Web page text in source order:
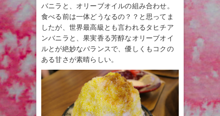
バニラと、オリーブオイルの組み合わせ。
食べる前は一体どうなるの？？と思ってま
したが、世界最高級とも言われるタヒチア
ンバニラと、果実香る芳醇なオリーブオイ
ルとが絶妙なバランスで、優しくもコクの
ある甘さが素晴らしい。